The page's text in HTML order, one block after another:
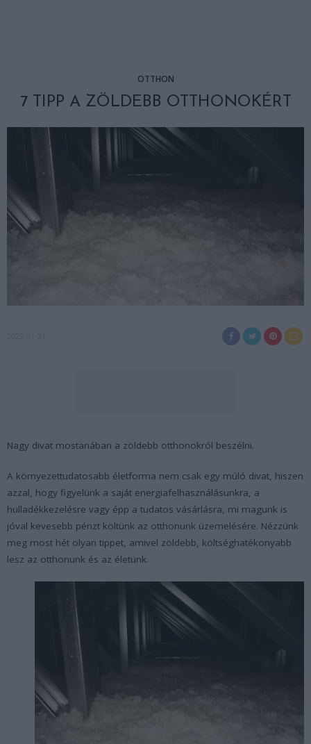
OTTHON
7 TIPP A ZÖLDEBB OTTHONOKÉRT
Nagy divat mostanában a zöldebb otthonokról beszélni.
A környezettudatosabb életforma nem csak egy múló divat, hiszen
azzal, hogy figyelünk a saját energiafelhasználásunkra, a
hulladékkezelésre vagy épp a tudatos vásárlásra, mi magunk is
jóval kevesebb pénzt költünk az otthonunk üzemelésére. Nézzünk
meg most hét olyan tippet, amivel zöldebb, költséghatékonyabb
lesz az otthonunk és az életünk.